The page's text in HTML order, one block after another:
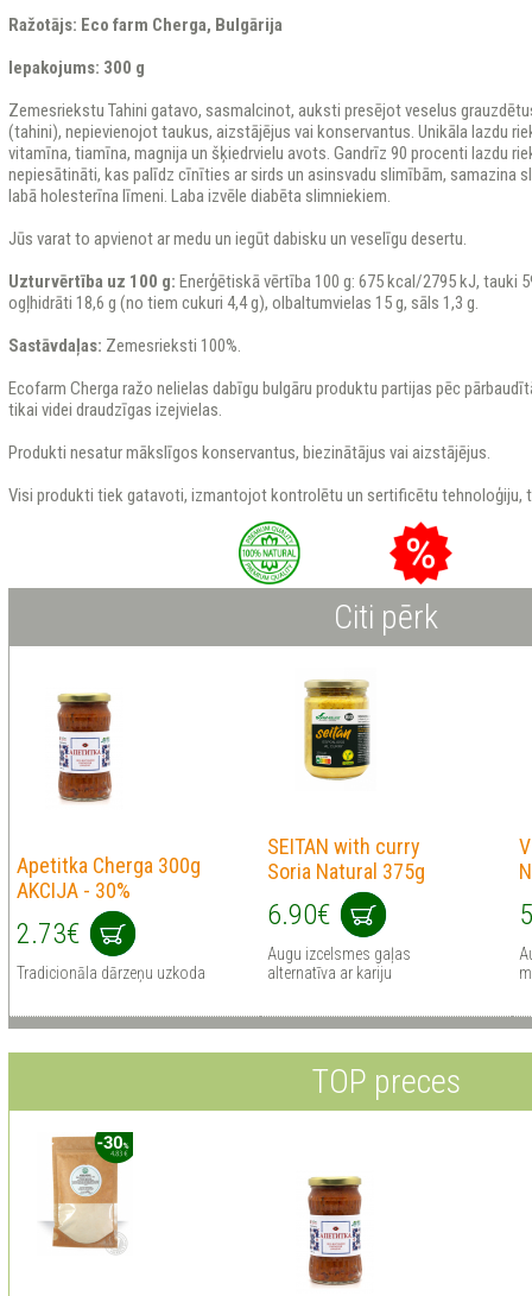
Ražotājs: Eco farm Cherga, Bulgārija
Iepakojums: 300 g
Zemesriekstu Tahini gatavo, sasmalcinot, auksti presējot veselus
(tahini), nepievienojot taukus, aizstājējus vai konservantus. Unikāla lazdu
vitamīna, tiamīna, magnija un šķiedrvielu avots. Gandrīz 90 procenti lazdu
nepiesātināti, kas palīdz cīnīties ar sirds un asinsvadu slimībām, samazina
labā holesterīna līmeni. Laba izvēle diabēta slimniekiem.
Jūs varat to apvienot ar medu un iegūt dabisku un veselīgu desertu.
Uzturvērtība uz 100 g: Enerģētiskā vērtība 100 g: 675 kcal/2795 kJ, tauki
ogļhidrāti 18,6 g (no tiem cukuri 4,4 g), olbaltumvielas 15 g, sāls 1,3 g.
Sastāvdaļas: Zemesrieksti 100%.
Ecofarm Cherga ražo nelielas dabīgu bulgāru produktu partijas pēc
tikai videi draudzīgas izejvielas.
Produkti nesatur mākslīgos konservantus, biezinātājus vai aizstājējus.
Visi produkti tiek gatavoti, izmantojot kontrolētu un sertificētu tehnoloģiju,
Citi pērk
Apetitka Cherga 300g
AKCIJA - 30%
2.73€
Tradicionāla dārzeņu uzkoda
SEITAN with curry
Soria Natural 375g
6.90€
Augu izcelsmes gaļas
alternatīva ar kariju
TOP preces